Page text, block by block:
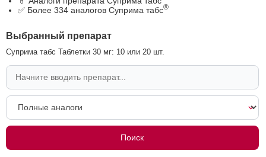
✅ Более 334 аналогов Суприма табс®
Выбранный препарат
Суприма табс Таблетки 30 мг: 10 или 20 шт.